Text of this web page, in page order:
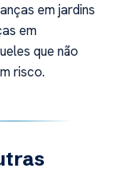
em jardins
em
que não
risco.